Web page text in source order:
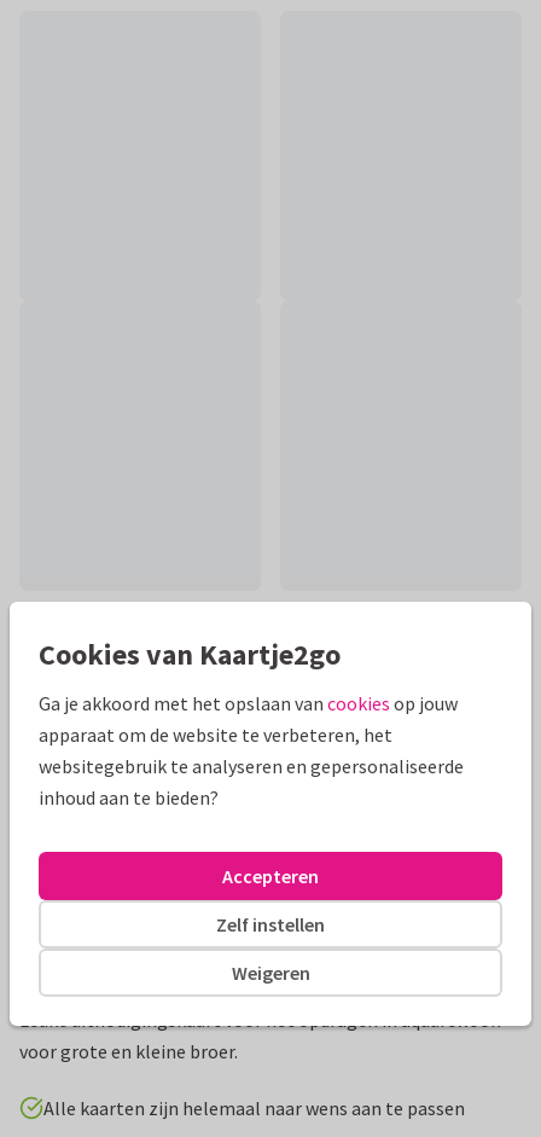
Mooie extra's bij je kaart
Leuke uitnodigingskaart voor het opdragen in aquarellook
voor grote en kleine broer.
Alle kaarten zijn helemaal naar wens aan te passen
Cookies van Kaartje2go
Ga je akkoord met het opslaan van cookies op jouw
apparaat om de website te verbeteren, het
websitegebruik te analyseren en gepersonaliseerde
inhoud aan te bieden?
Weigeren
Zelf instellen
Accepteren